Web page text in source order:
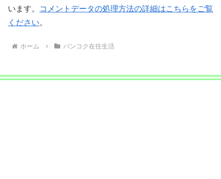
います。
コメントデータの処理方法の詳細はこちらをご覧
ください。
ホーム バンコク在住生活